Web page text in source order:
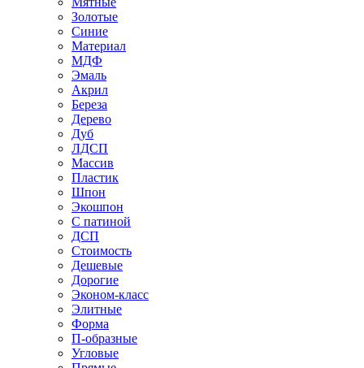
Золотые
Синие
Материал
МДФ
Эмаль
Акрил
Береза
Дерево
Дуб
ЛДСП
Массив
Пластик
Шпон
Экошпон
С патиной
ДСП
Стоимость
Дешевые
Дорогие
Эконом-класс
Элитные
Форма
П-образные
Угловые